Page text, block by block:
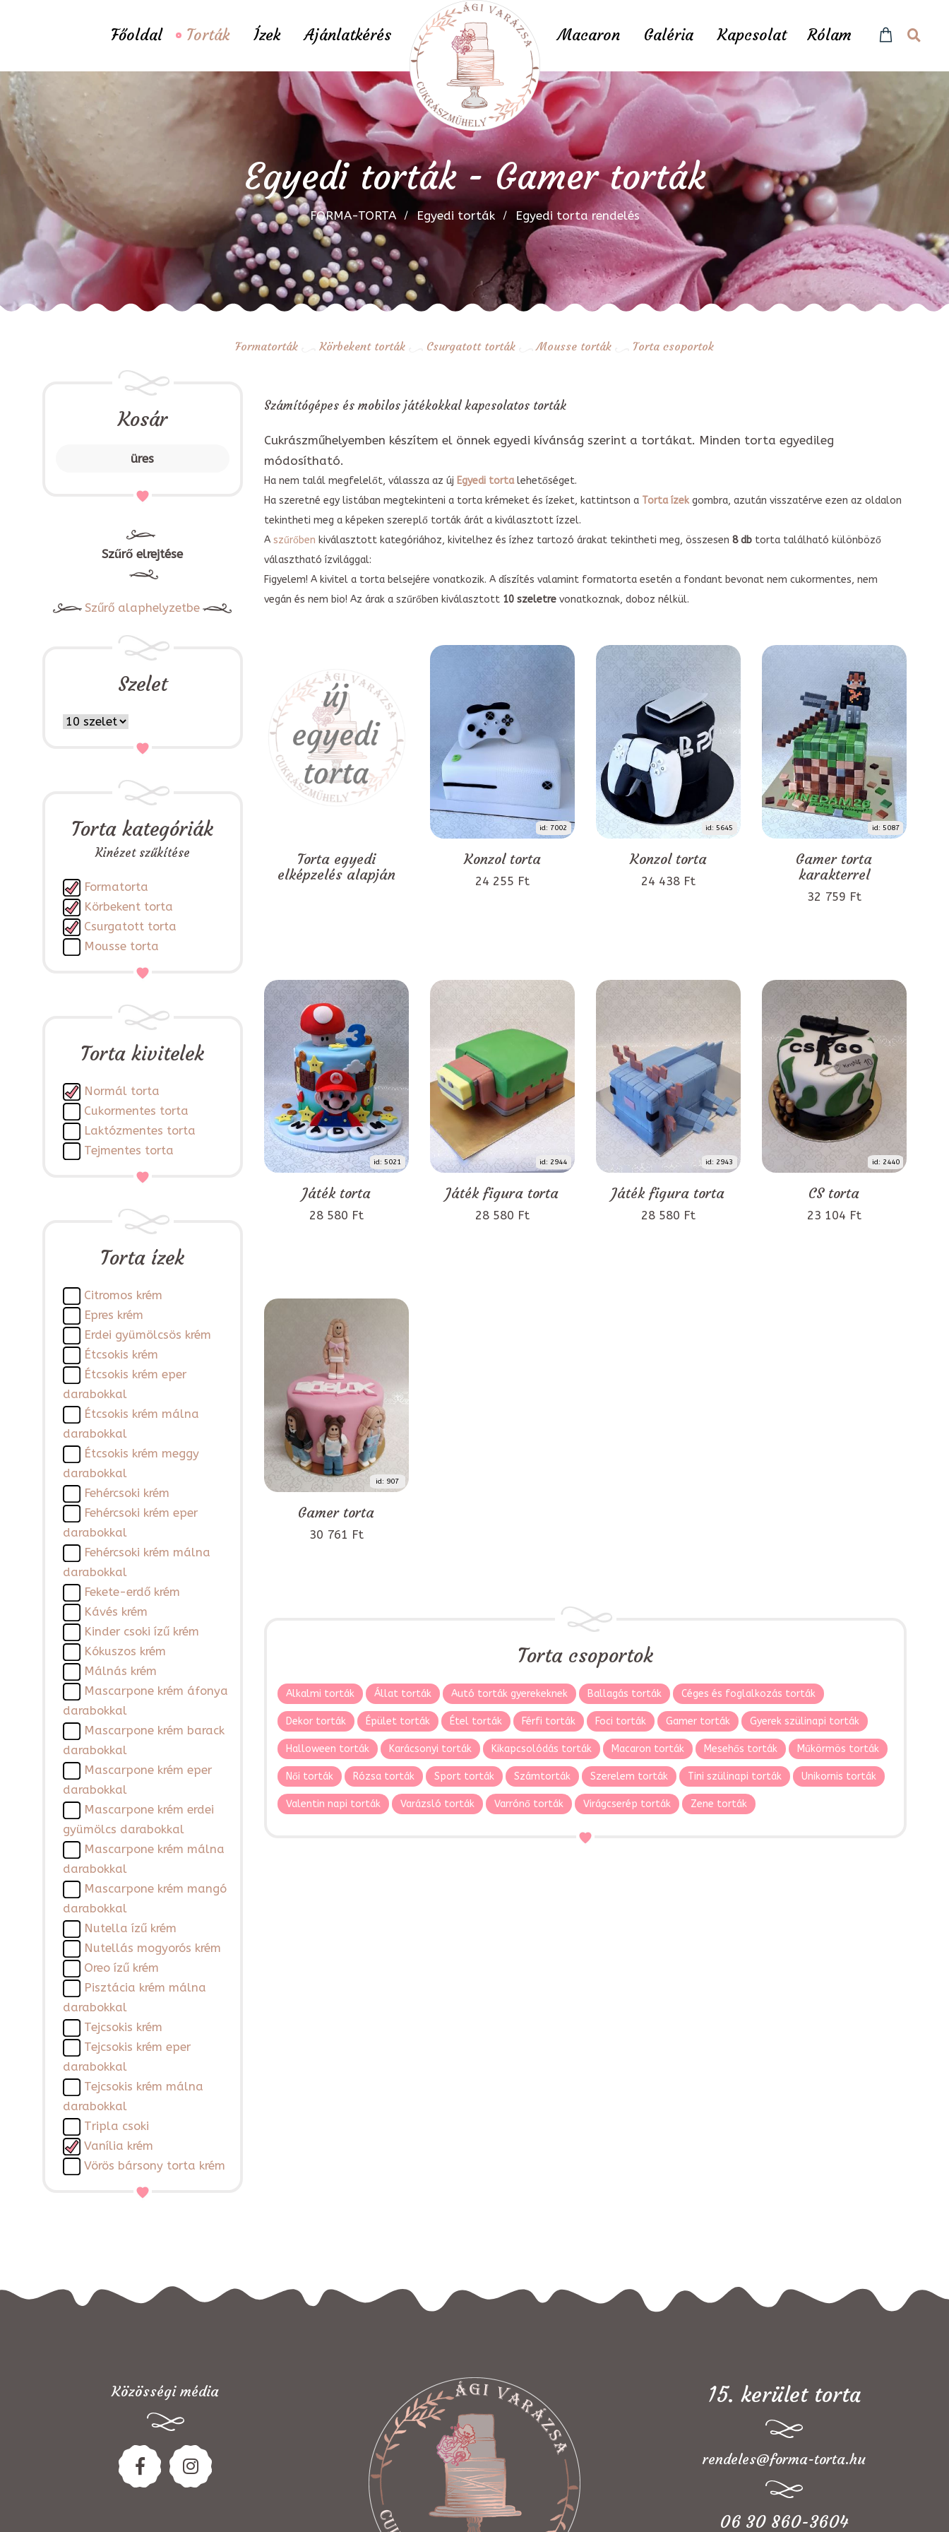
Főoldal Torták Ízek Ajánlatkérés Macaron Galéria Kapcsolat Rólam
Egyedi torták - Gamer torták
FORMA-TORTA Egyedi torták Egyedi torta rendelés
Formatorták Körbekent torták Csurgatott torták Mousse torták Torta csoportok
Kosár
üres
Szűrő elrejtése
Szűrő alaphelyzetbe
Szelet
Torta kategóriák
Kinézet szűkítése
Formatorta
Körbekent torta
Csurgatott torta
Mousse torta
Torta kivitelek
Normál torta
Cukormentes torta
Laktózmentes torta
Tejmentes torta
Torta ízek
Citromos krém
Epres krém
Erdei gyümölcsös krém
Étcsokis krém
Étcsokis krém eper
darabokkal
Étcsokis krém málna
darabokkal
Étcsokis krém meggy
darabokkal
Fehércsoki krém
Fehércsoki krém eper
darabokkal
Fehércsoki krém málna
darabokkal
Fekete-erdő krém
Kávés krém
Kinder csoki ízű krém
Kókuszos krém
Málnás krém
Mascarpone krém áfonya
darabokkal
Mascarpone krém barack
darabokkal
Mascarpone krém eper
darabokkal
Mascarpone krém erdei
gyümölcs darabokkal
Mascarpone krém málna
darabokkal
Mascarpone krém mangó
darabokkal
Nutella ízű krém
Nutellás mogyorós krém
Oreo ízű krém
Pisztácia krém málna
darabokkal
Tejcsokis krém
Tejcsokis krém eper
darabokkal
Tejcsokis krém málna
darabokkal
Tripla csoki
Vanília krém
Vörös bársony torta krém
Számítógépes és mobilos játékokkal kapcsolatos torták
Cukrászműhelyemben készítem el önnek egyedi kívánság szerint a tortákat. Minden torta egyedileg
módosítható.
Ha nem talál megfelelőt, válassza az új Egyedi tortalehetőséget.
Ha szeretné egy listában megtekinteni a torta krémeket és ízeket, kattintson a Torta ízekgombra, azután visszatérve ezen az oldalon
tekintheti meg a képeken szereplő torták árát a kiválasztott ízzel.
A szűrőben kiválasztott kategóriához, kivitelhez és ízhez tartozó árakat tekintheti meg, összesen 8 dbtorta található különböző
választható ízvilággal:
Figyelem! A kivitel a torta belsejére vonatkozik. A díszítés valamint formatorta esetén a fondant bevonat nem cukormentes, nem
vegán és nem bio! Az árak a szűrőben kiválasztott 10 szeletrevonatkoznak, doboz nélkül.
Torta egyedi
elképzelés alapján
id: 7002
Konzol torta
24 255 Ft
id: 5645
Konzol torta
24 438 Ft
id: 5087
Gamer torta
karakterrel
32 759 Ft
id: 5021
Játék torta
28 580 Ft
id: 2944
Játék figura torta
28 580 Ft
id: 2943
Játék figura torta
28 580 Ft
id: 2440
CS torta
23 104 Ft
id: 907
Gamer torta
30 761 Ft
Torta csoportok
Alkalmi torták Állat torták Autó torták gyerekeknek Ballagás torták Céges és foglalkozás torták
Dekor torták Épület torták Étel torták Férfi torták Foci torták Gamer torták Gyerek szülinapi torták
Halloween torták Karácsonyi torták Kikapcsolódás torták Macaron torták Mesehős torták Műkörmös torták
Női torták Rózsa torták Sport torták Számtorták Szerelem torták Tini szülinapi torták Unikornis torták
Valentin napi torták Varázsló torták Varrónő torták Virágcserép torták Zene torták
Közösségi média 15. kerület torta
rendeles@forma-torta.hu
06 30 860-3604